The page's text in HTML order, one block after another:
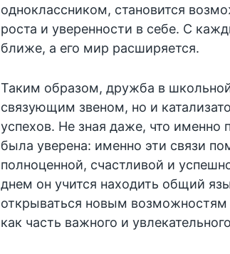
одноклассником, становится
роста и уверенности в себе. С
ближе, а его мир расширяется.
Таким образом, дружба в
связующим звеном, но и
успехов. Не зная даже, что именно
была уверена: именно эти связи
полноценной, счастливой и
днем он учится находить общий
открываться новым
как часть важного и